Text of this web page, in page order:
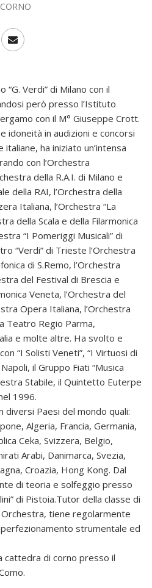
CORNO
Verdi” di Milano con il
però presso l’Istituto
con il M° Giuseppe Crott.
idoneità in audizioni e concorsi
ha iniziato un’intensa
con l’Orchestra
della R.A.I. di Milano e
della RAI, l’Orchestra della
Italiana, l’Orchestra “La
della Scala e della Filarmonica
“I Pomeriggi Musicali” di
“Verdi” di Trieste l’Orchestra
di S.Remo, l’Orchestra
del Festival di Brescia e
Veneta, l’Orchestra del
Opera Italiana, l’Orchestra
Teatro Regio Parma,
e molte altre. Ha svolto e
“I Solisti Veneti”, “I Virtuosi di
il Gruppo Fiati “Musica
Stabile, il Quintetto Euterpe
1996.
Paesi del mondo quali:
Algeria, Francia, Germania,
Ceka, Svizzera, Belgio,
Arabi, Danimarca, Svezia,
Croazia, Hong Kong. Dal
di teoria e solfeggio presso
di Pistoia.Tutor della classe di
Orchestra, tiene regolarmente
strumentale ed
di corno presso il